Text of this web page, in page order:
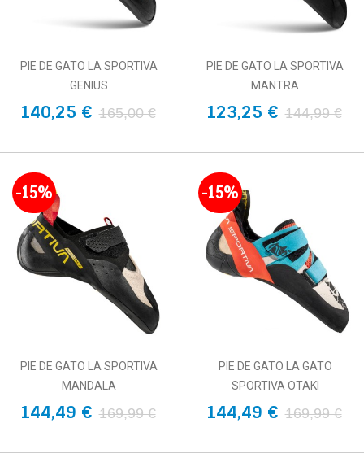
PIE DE GATO LA SPORTIVA
GENIUS
140,25 € 165,00 €
PIE DE GATO LA SPORTIVA
MANTRA
123,25 € 144,99 €
-15%
PIE DE GATO LA SPORTIVA
MANDALA
144,49 € 169,99 €
-15%
PIE DE GATO LA GATO
SPORTIVA OTAKI
144,49 € 169,99 €